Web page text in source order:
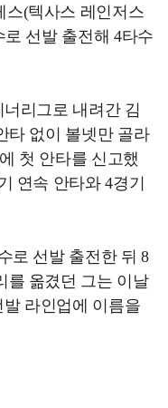
스(텍사스 레인저스
선발 출전해 4타수
리그로 내려간 김
타 없이 볼넷만 골라
첫 안타를 신고했
연속 안타와 4경기
로 선발 출전한 뒤 8
를 옮겼던 그는 이날
라인업에 이름을